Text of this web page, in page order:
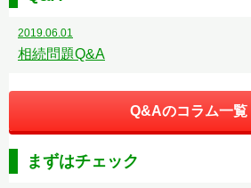
2019.06.01
相続問題Q&A
Q&Aのコラム一覧
まずはチェック